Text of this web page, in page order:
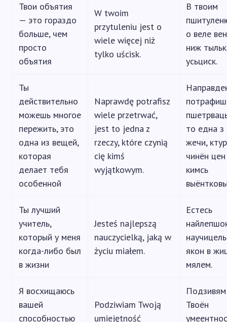
Твои объятия
— это гораздо
больше, чем
просто
объятия
W twoim
przytuleniu jest o
wiele więcej niż
tylko uścisk.
В твоим
о веле
ниж
усьциск.
Ты
действительно
можешь многое
пережить, это
одна из вещей,
которая
делает тебя
особенной
Naprawdę potrafisz
wiele przetrwać,
jest to jedna z
rzeczy, które czynią
cię kimś
wyjątkowym.
то една з
жечи,
чинён цен
кимсь
Ты лучший
учитель,
который у меня
когда-либо был
в жизни
Jesteś najlepszą
nauczycielką, jaką w
życiu miałem.
Естесь
якон в
мялем.
Я восхищаюсь
вашей
способностью
Podziwiam Twoją
umiejętność
Подзивям
Твоён